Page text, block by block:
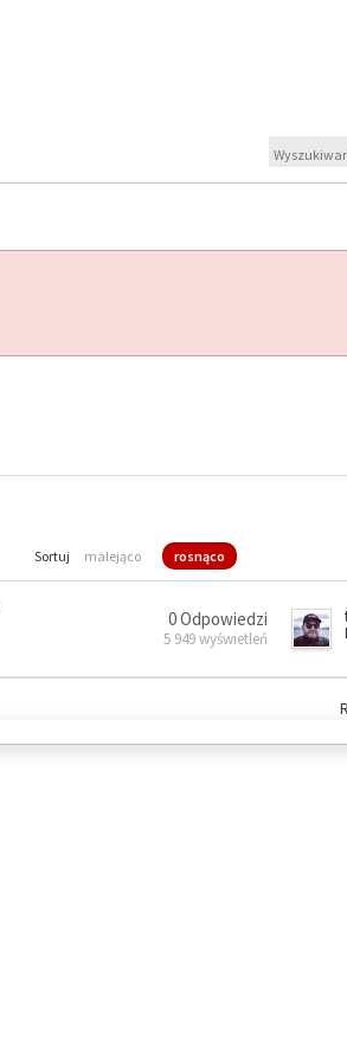
Sortuj malejąco rosnąco
0 Odpowiedzi
5 949 wyświetleń